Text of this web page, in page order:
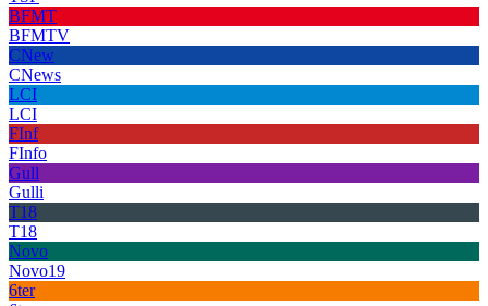
BFMT
BFMTV
CNew
CNews
LCI
LCI
FInf
FInfo
Gull
Gulli
T18
T18
Novo
Novo19
6ter